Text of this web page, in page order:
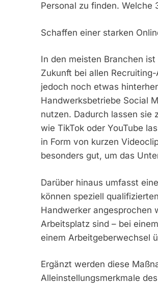
Personal zu finden. Welche
Schaffen einer starken
In den meisten Branchen
Zukunft bei allen
jedoch noch etwas
Handwerksbetriebe Social
nutzen. Dadurch lassen sie
wie TikTok oder YouTube
in Form von kurzen
besonders gut, um das
Darüber hinaus umfasst
können speziell
Handwerker angesprochen
Arbeitsplatz sind – bei
einem Arbeitgeberwechsel
Ergänzt werden diese
Alleinstellungsmerkmale